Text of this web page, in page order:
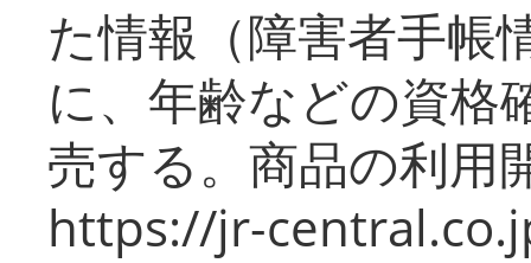
た情報（障害者手帳
に、年齢などの資格
売する。商品の利用
https://jr-